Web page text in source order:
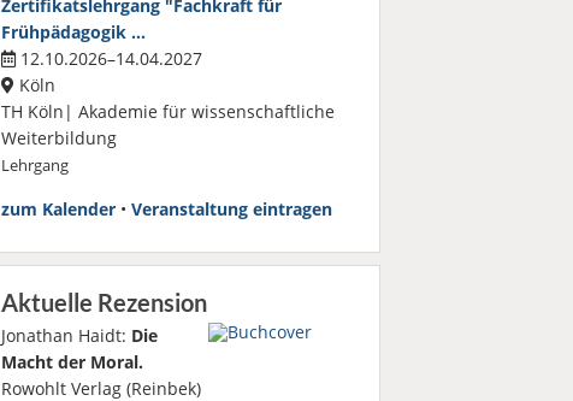
Zertifikatslehrgang "Fachkraft für
Frühpädagogik …
12.10.2026–14.04.2027
Köln
TH Köln| Akademie für wissenschaftliche
Weiterbildung
Lehrgang
zum Kalender• Veranstaltung eintragen
Aktuelle Rezension
Jonathan Haidt: Die
Macht der Moral.
Rowohlt Verlag (Reinbek)